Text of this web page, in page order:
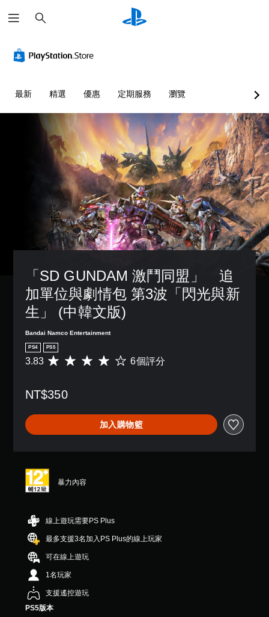
尋
最新 精選 優惠 定期服務 瀏覽
「SD GUNDAM 激鬥同盟」　追
加單位與劇情包 第3波「閃光與新
生」 (中韓文版)
Bandai Namco Entertainment
PS4 PS5
平
分
3
.
星
滿
顆
星
，
共
6
則
評
分
3.83 6個評分
NT$350
加入購物籃
暴力內容
線上遊玩需要PS Plus
最多支援3名加入PS Plus的線上玩家
可在線上遊玩
1名玩家
支援遙控遊玩
PS5版本